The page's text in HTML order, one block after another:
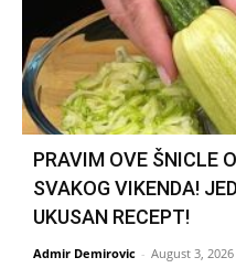
PRAVIM OVE ŠNICLE
SVAKOG VIKENDA!
UKUSAN RECEPT!
Admir Demirovic - August 3, 2026